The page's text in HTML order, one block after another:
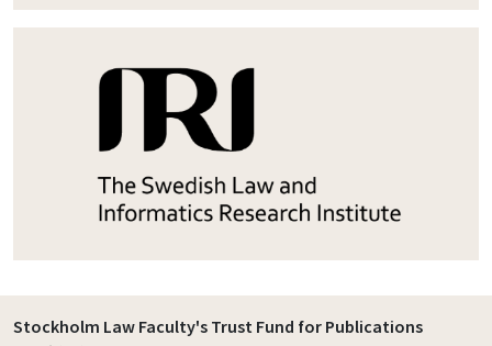
Stockholm Law Faculty's Trust Fund for Publications